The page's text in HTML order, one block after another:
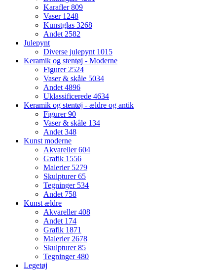
Karafler809
Vaser 1248
Kunstglas 3268
Andet 2582
Julepynt
Diverse julepynt 1015
Keramik og stentøj - Moderne
Figurer 2524
Vaser & skåle 5034
Andet 4896
Uklassificerede 4634
Keramik og stentøj - ældre og antik
Figurer90
Vaser & skåle 134
Andet 348
Kunst moderne
Akvareller604
Grafik 1556
Malerier 5279
Skulpturer65
Tegninger 534
Andet 758
Kunst ældre
Akvareller408
Andet 174
Grafik 1871
Malerier 2678
Skulpturer85
Tegninger480
Legetøj